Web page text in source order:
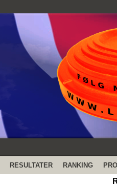
RESULTATER RANKING